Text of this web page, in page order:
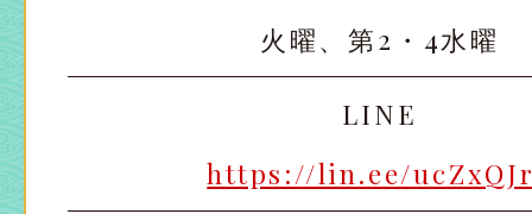
火曜、第2・4水曜
LINE
https://lin.ee/